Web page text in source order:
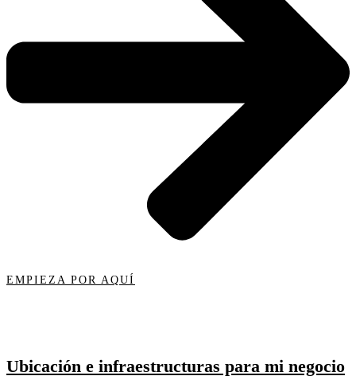
EMPIEZA POR AQUÍ
Ubicación e infraestructuras para mi negocio